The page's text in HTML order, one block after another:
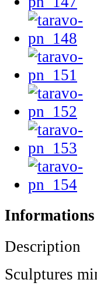
Description
Sculptures